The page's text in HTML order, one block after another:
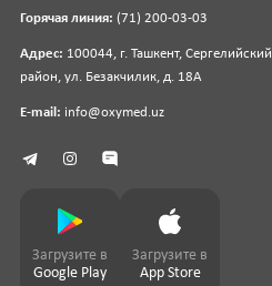
Горячая линия: (71) 200-03-03
Адрес: 100044, г. Ташкент, Сергелийский
район, ул. Безакчилик, д. 18А
E-mail: info@oxymed.uz
Загрузите в
Google Play
Загрузите в
App Store